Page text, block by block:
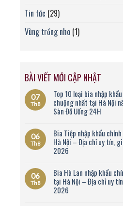
Tin tức (29)
Vùng trồng nho(1)
BÀI VIẾT MỚI CẬP NHẬT
07
Th8
Top 10 loại bia nhập
chuộng nhất tại Hà Nội
Sàn Đồ Uống 24H
06
Th8
Bia Tiệp nhập khẩu
Hà Nội – Địa chỉ uy tín,
2026
06
Th8
Bia Hà Lan nhập khẩu
tại Hà Nội – Địa chỉ uy
2026